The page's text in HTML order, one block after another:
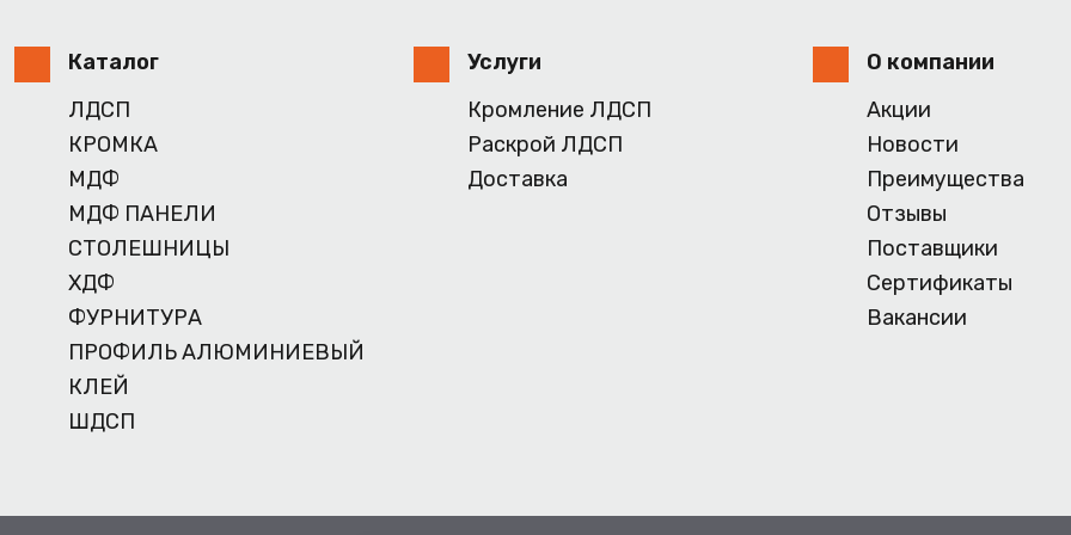
Каталог
ЛДСП
КРОМКА
МДФ
МДФ ПАНЕЛИ
СТОЛЕШНИЦЫ
ХДФ
ФУРНИТУРА
ПРОФИЛЬ АЛЮМИНИЕВЫЙ
КЛЕЙ
ШДСП
Услуги
Кромление ЛДСП
Раскрой ЛДСП
Доставка
О компании
Акции
Новости
Преимущества
Отзывы
Поставщики
Сертификаты
Вакансии